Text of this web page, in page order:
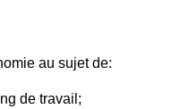
au sujet de:
de travail;